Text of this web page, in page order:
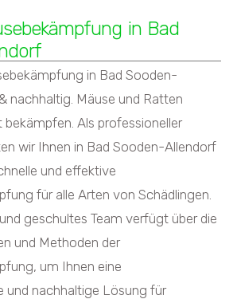
in Bad
in Bad Sooden-
nachhaltig. Mäuse und Ratten
bekämpfen. Als professioneller
wir Ihnen in Bad Sooden-Allendorf
und effektive
für alle Arten von Schädlingen.
geschultes Team verfügt über die
und Methoden der
um Ihnen eine
und nachhaltige Lösung für